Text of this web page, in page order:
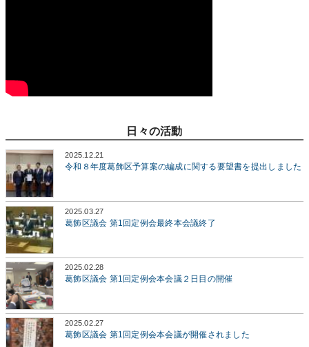
日々の活動
2025.12.21
令和８年度葛飾区予算案の編成に関する要望書を提出しました
2025.03.27
葛飾区議会 第1回定例会最終本会議終了
2025.02.28
葛飾区議会 第1回定例会本会議２日目の開催
2025.02.27
葛飾区議会 第1回定例会本会議が開催されました